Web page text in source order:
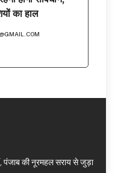
का हाल
पंजाब की नूरमहल सराय से जुड़ा